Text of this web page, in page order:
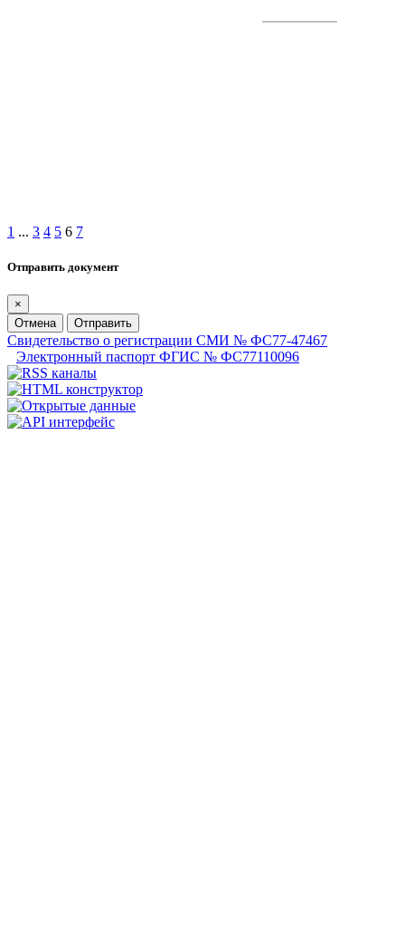
1 ... 3 4 5 6 7
Отправить документ
×
Отмена
Отправить
Свидетельство о регистрации СМИ № ФС77-47467
Электронный паспорт ФГИС № ФС77110096